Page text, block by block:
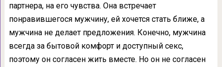
партнера, на его чувства. Она встречает
понравившегося мужчину, ей хочется стать ближе, а
мужчина не делает предложения. Конечно, мужчина
всегда за бытовой комфорт и доступный секс,
поэтому он согласен жить вместе. Но он не согласен